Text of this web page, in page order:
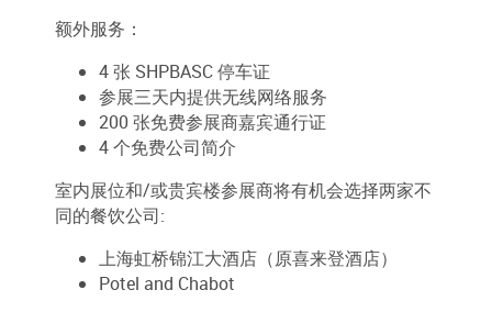
额外服务：
4 张 SHPBASC 停车证
参展三天内提供无线网络服务
200 张免费参展商嘉宾通行证
4 个免费公司简介
室内展位和/或贵宾楼参展商将有机会选择两家不
同的餐饮公司:
上海虹桥锦江大酒店（原喜来登酒店）
Potel and Chabot